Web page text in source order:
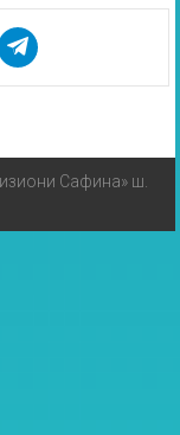
Сафина» ш.